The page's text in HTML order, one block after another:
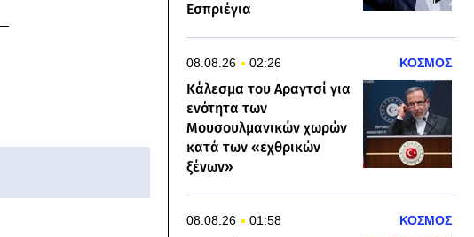
Εσπριέγια
08.08.26 02:26 ΚΟΣΜΟΣ
Κάλεσμα του Αραγτσί για
ενότητα των
Μουσουλμανικών χωρών
κατά των «εχθρικών
ξένων»
08.08.26 01:58 ΚΟΣΜΟΣ